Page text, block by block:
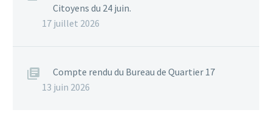
Citoyens du 24 juin.
17 juillet 2026
Compte rendu du Bureau de Quartier 17
13 juin 2026